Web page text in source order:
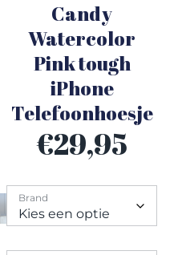
Candy
Watercolor
Pink tough
iPhone
Telefoonhoesje
€29,95
Brand